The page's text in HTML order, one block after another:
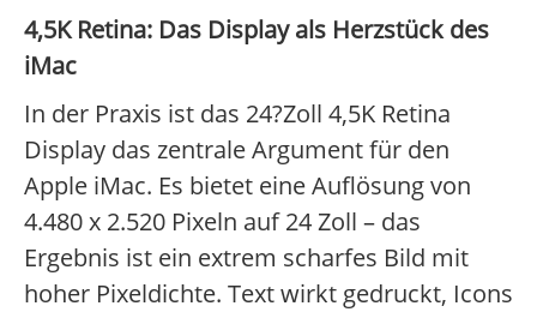
4,5K Retina: Das Display als Herzstück des
iMac
In der Praxis ist das 24?Zoll 4,5K Retina
Display das zentrale Argument für den
Apple iMac. Es bietet eine Auflösung von
4.480 x 2.520 Pixeln auf 24 Zoll – das
Ergebnis ist ein extrem scharfes Bild mit
hoher Pixeldichte. Text wirkt gedruckt, Icons